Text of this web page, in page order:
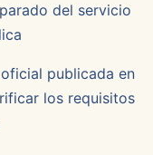
del servicio
publicada en
los requisitos